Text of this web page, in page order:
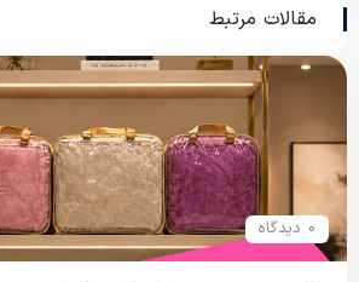
مقالات مرتبط
0 دیدگاه